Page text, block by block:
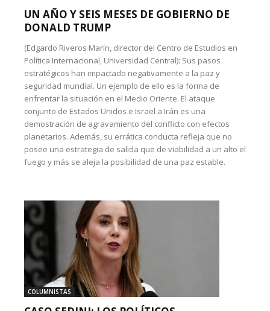
UN AÑO Y SEIS MESES DE GOBIERNO DE
DONALD TRUMP
(Edgardo Riveros Marín, director del Centro de Estudios en
Política Internacional, Universidad Central): Sus pasos
estratégicos han impactado negativamente a la paz y
seguridad mundial. Un ejemplo de ello es la forma de
enfrentar la situación en el Medio Oriente. El ataque
conjunto de Estados Unidos e Israel a Irán es una
demostración de agravamiento del conflicto con efectos
planetarios. Además, su errática conducta refleja que no
posee una estrategia de salida que de viabilidad a un alto el
fuego y más se aleja la posibilidad de una paz estable.
COLUMNISTAS